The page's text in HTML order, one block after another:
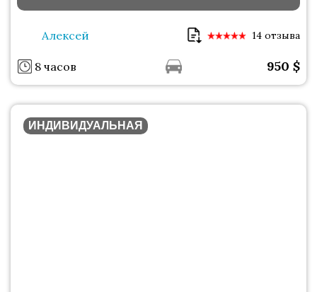
Алексей 14 отзыва
8 часов 950 $
ИНДИВИДУАЛЬНАЯ